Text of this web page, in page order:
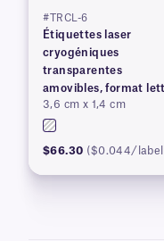
#TRCL-6
Étiquettes laser
cryogéniques
transparentes
amovibles, format
US
3,6 cm x 1,4 cm
$66.30 ($0.044/